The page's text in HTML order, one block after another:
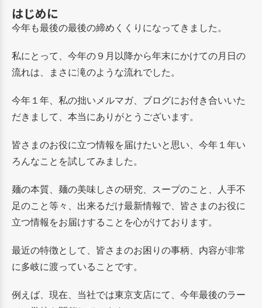
はじめに
今年も最後の最後の締めくくりになってきました。
私にとって、今年の９月以降から年末にかけての月日の
流れは、まさに滝のような流れでした。
今年１年、私の拙いメルマガ、ブログにお付き合いいた
だきまして、本当にありがとうございます。
皆さまのお役に立つ情報を届けたいと思い、今年１年い
ろんなことを試してみました。
麺の本質、麺の美味しさの研究、スープのこと、人手不
足のこと等々、出来るだけ最新情報で、皆さまのお役に
立つ情報をお届けすることを心がけております。
最近の特徴として、皆さまのお困りの事柄、内容が非常
に多岐に渡っていることです。
例えば、現在、当社では東京支店にて、今年最後のラー